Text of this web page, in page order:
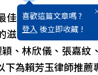
喜歡這篇文章嗎 ?
登入 後立即收藏 !
佳利益？什麼是孩
滋養。（本文節錄
、林欣儀、張嘉紋
為賴芳玉律師推薦